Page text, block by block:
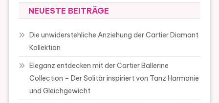
NEUESTE BEITRÄGE
Die unwiderstehliche Anziehung der Cartier Diamant
Kollektion
Eleganz entdecken mit der Cartier Ballerine
Collection – Der Solitär inspiriert von Tanz Harmonie
und Gleichgewicht